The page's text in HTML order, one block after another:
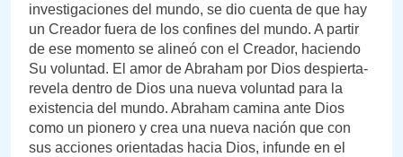
investigaciones del mundo, se dio cuenta de que hay
un Creador fuera de los confines del mundo. A partir
de ese momento se alineó con el Creador, haciendo
Su voluntad. El amor de Abraham por Dios despierta-
revela dentro de Dios una nueva voluntad para la
existencia del mundo. Abraham camina ante Dios
como un pionero y crea una nueva nación que con
sus acciones orientadas hacia Dios, infunde en el